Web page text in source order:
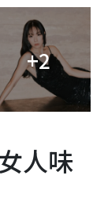
+2
人味